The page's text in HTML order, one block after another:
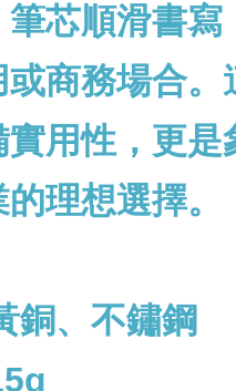
芯順滑書寫
或商務場合。
用性，更是
理想選擇。
銅、不鏽鋼